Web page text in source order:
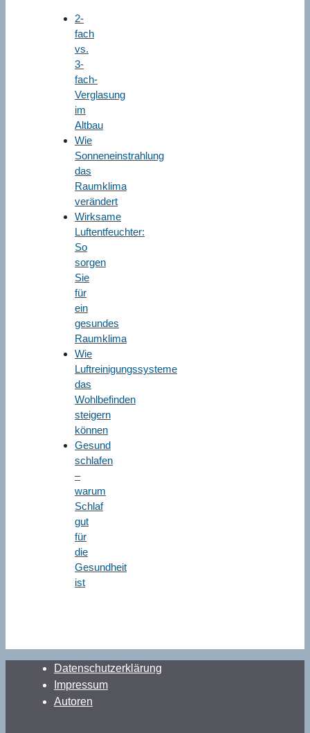
2-
fach
vs.
3-
fach-
Verglasung
im
Altbau
Wie
Sonneneinstrahlung
das
Raumklima
verändert
Wirksame
Luftentfeuchter:
So
sorgen
Sie
für
ein
gesundes
Raumklima
Wie
Luftreinigungssysteme
das
Wohlbefinden
steigern
können
Gesund
schlafen
–
warum
Schlaf
gut
für
die
Gesundheit
ist
Datenschutzerklärung
Impressum
Autoren